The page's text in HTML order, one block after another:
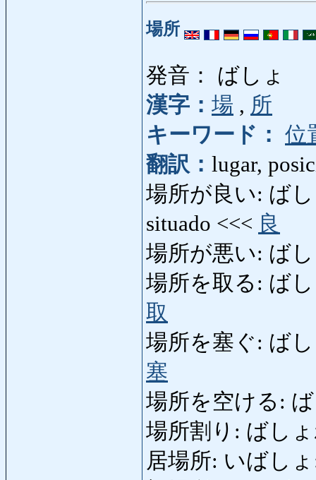
場所
発音： ばしょ
漢字： 場 , 所
キーワード： 位
翻訳： lugar,
場所が良い: ば
situado <<< 良
場所が悪い: ば
場所を取る: ばし
取
場所を塞ぐ: ばし
塞
場所を空ける:
場所割り: ばしょ
居場所: いばし